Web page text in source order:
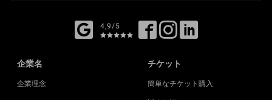
4,9/5
企業名
企業理念
チケット
簡単なチケット購入